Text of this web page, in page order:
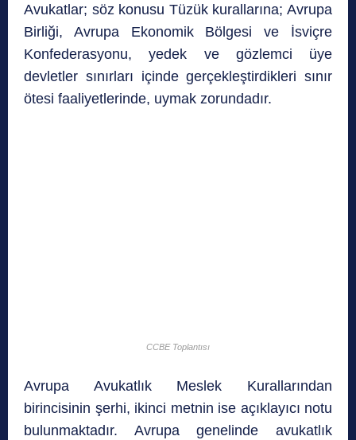
Avukatlar; söz konusu Tüzük kurallarına; Avrupa
Birliği, Avrupa Ekonomik Bölgesi ve İsviçre
Konfederasyonu, yedek ve gözlemci üye
devletler sınırları içinde gerçekleştirdikleri sınır
ötesi faaliyetlerinde, uymak zorundadır.
CCBE Toplantısı
Avrupa Avukatlık Meslek Kurallarından
birincisinin şerhi, ikinci metnin ise açıklayıcı notu
bulunmaktadır. Avrupa genelinde avukatlık